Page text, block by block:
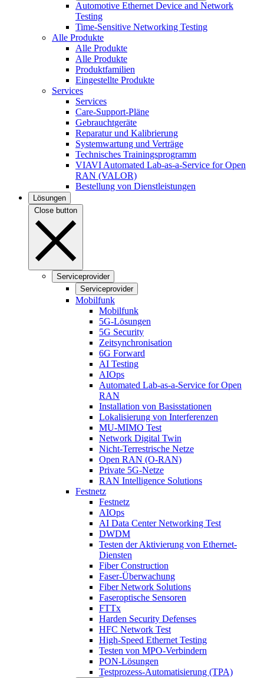
Automotive Ethernet Device and Network
Testing
Time-Sensitive Networking Testing
Alle Produkte
Alle Produkte
Alle Produkte
Produktfamilien
Eingestellte Produkte
Services
Services
Care-Support-Pläne
Gebrauchtgeräte
Reparatur und Kalibrierung
Systemwartung und Verträge
Technisches Trainingsprogramm
VIAVI Automated Lab-as-a-Service for Open
RAN (VALOR)
Bestellung von Dienstleistungen
Lösungen
Close button
Serviceprovider
Serviceprovider
Mobilfunk
Mobilfunk
5G-Lösungen
5G Security
Zeitsynchronisation
6G Forward
AI Testing
AIOps
Automated Lab-as-a-Service for Open
RAN
Installation von Basisstationen
Lokalisierung von Interferenzen
MU-MIMO Test
Network Digital Twin
Nicht-Terrestrische Netze
Open RAN (O-RAN)
Private 5G-Netze
RAN Intelligence Solutions
Festnetz
Festnetz
AIOps
AI Data Center Networking Test
DWDM
Testen der Aktivierung von Ethernet-
Diensten
Fiber Construction
Faser-Überwachung
Fiber Network Solutions
Faseroptische Sensoren
FTTx
Harden Security Defenses
HFC Network Test
High-Speed Ethernet Testing
Testen von MPO-Verbindern
PON-Lösungen
Testprozess-Automatisierung (TPA)